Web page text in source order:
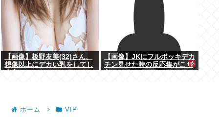
【画像】板野友美(32)さん、
想像以上にデカい乳をしてし
【画像】JKにフルボッキデカ
チン見せた時の反応集がこち
ホーム VIP